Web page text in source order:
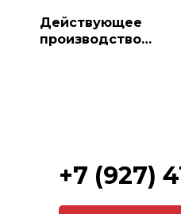
Действующее
производство
+7 (927)